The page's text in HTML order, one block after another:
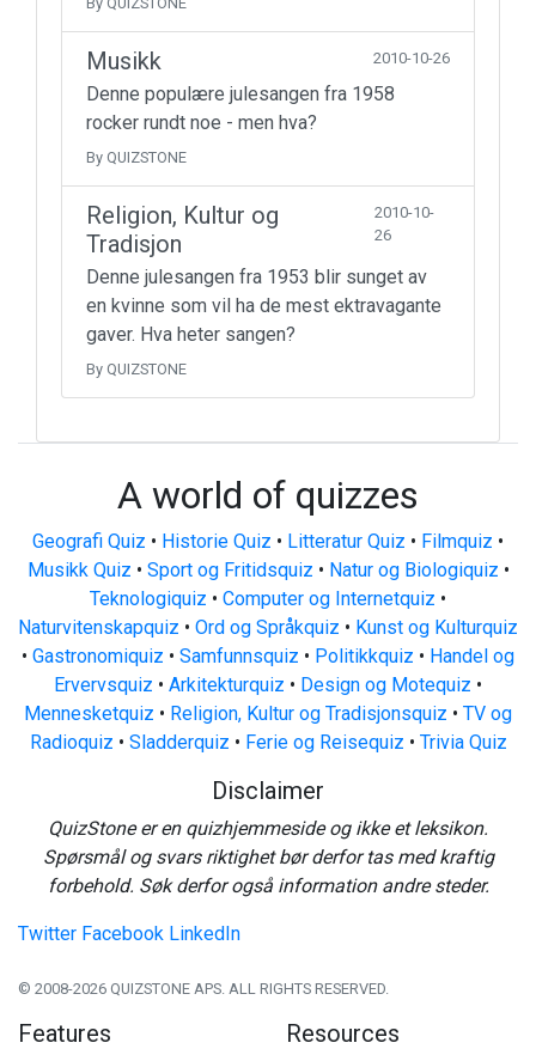
Musikk 2010-10-26
Denne populære julesangen fra 1958
rocker rundt noe - men hva?
By QUIZSTONE
Religion, Kultur og
Tradisjon
2010-10-
26
Denne julesangen fra 1953 blir sunget av
en kvinne som vil ha de mest ektravagante
gaver. Hva heter sangen?
By QUIZSTONE
A world of quizzes
Geografi Quiz • Historie Quiz • Litteratur Quiz • Filmquiz •
Musikk Quiz • Sport og Fritidsquiz • Natur og Biologiquiz •
Teknologiquiz • Computer og Internetquiz •
Naturvitenskapquiz • Ord og Språkquiz • Kunst og Kulturquiz
• Gastronomiquiz • Samfunnsquiz • Politikkquiz • Handel og
Ervervsquiz • Arkitekturquiz • Design og Motequiz •
Mennesketquiz • Religion, Kultur og Tradisjonsquiz • TV og
Radioquiz • Sladderquiz • Ferie og Reisequiz • Trivia Quiz
Disclaimer
QuizStone er en quizhjemmeside og ikke et leksikon.
Spørsmål og svars riktighet bør derfor tas med kraftig
forbehold. Søk derfor også information andre steder.
Twitter Facebook LinkedIn
© 2008-2026 QUIZSTONE APS. ALL RIGHTS RESERVED.
Features Resources